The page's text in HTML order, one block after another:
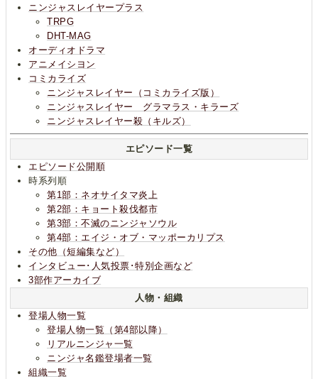
ニンジャスレイヤープラス
TRPG
DHT-MAG
オーディオドラマ
アニメイシヨン
コミカライズ
ニンジャスレイヤー（コミカライズ版）
ニンジャスレイヤー グラマラス・キラーズ
ニンジャスレイヤー殺（キルズ）
エピソード一覧
エピソード公開順
時系列順
第1部：ネオサイタマ炎上
第2部：キョート殺伐都市
第3部：不滅のニンジャソウル
第4部：エイジ・オブ・マッポーカリプス
その他（短編集など）
インタビュー･人気投票･特別企画など
3部作アーカイブ
人物・組織
登場人物一覧
登場人物一覧（第4部以降）
リアルニンジャ一覧
ニンジャ名鑑登場者一覧
組織一覧